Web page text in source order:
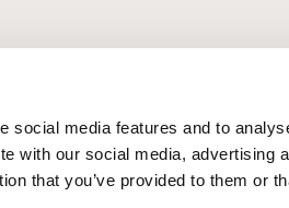
social media features and to
with our social media, advertising
that you’ve provided to them or